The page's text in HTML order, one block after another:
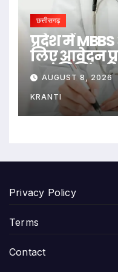
छत्तीसगढ़
प्रदेश में
लिए आवेदन
काउंसिलिंग
AUGUST 8, 2026
KRANTI
Privacy Policy
Terms
Contact